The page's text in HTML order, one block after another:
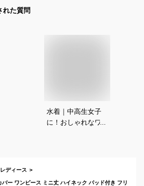
れた質問
水着｜中高生女子
に！おしゃれなワン
レディース
ー ワンピース ミニ丈 ハイネック パッド付き フリ